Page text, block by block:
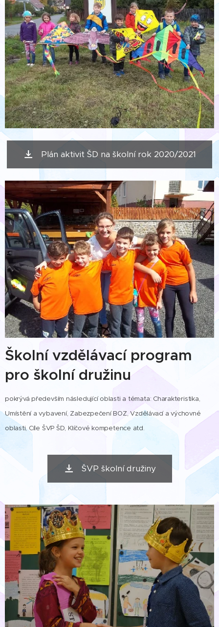
Plán aktivit ŠD na školní rok 2020/2021
Školní vzdělávací program
pro školní družinu
pokrývá především následující oblasti a témata: Charakteristika,
Umístění a vybavení, Zabezpečení BOZ, Vzdělávací a výchovné
oblasti, Cíle ŠVP ŠD, Klíčové kompetence atd.
ŠVP školní družiny